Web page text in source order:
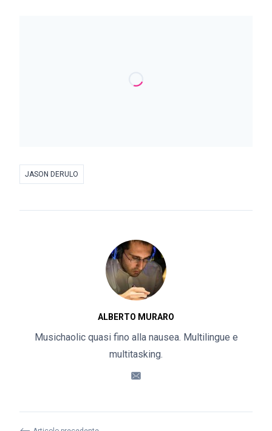
JASON DERULO
ALBERTO MURARO
Musichaolic quasi fino alla nausea. Multilingue e
multitasking.